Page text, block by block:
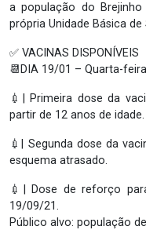
a população do
própria Unidade Básica de
✅ VACINAS DISPONÍVEIS
📆DIA 19/01 – Quarta-
💉| Primeira dose da
partir de 12 anos de idade.
💉| Segunda dose da
esquema atrasado.
💉| Dose de reforço
19/09/21.
Público alvo: população